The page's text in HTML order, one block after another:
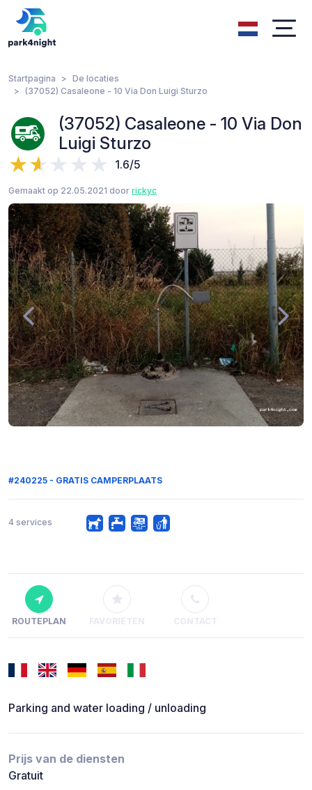
Startpagina
De locaties
(37052) Casaleone - 10 Via Don Luigi Sturzo
(37052) Casaleone - 10 Via Don
Luigi Sturzo
1.6/5
Gemaakt op 22.05.2021 door rickyc
#240225 - GRATIS CAMPERPLAATS
4 services
ROUTEPLAN FAVORIETEN CONTACT
Parking and water loading / unloading
Prijs van de diensten
Gratuit